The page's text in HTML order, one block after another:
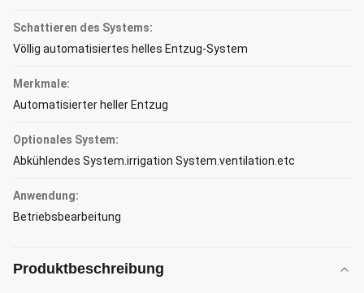
Schattieren des Systems:
Völlig automatisiertes helles Entzug-System
Merkmale:
Automatisierter heller Entzug
Optionales System:
Abkühlendes System.irrigation System.ventilation.etc
Anwendung:
Betriebsbearbeitung
Produktbeschreibung